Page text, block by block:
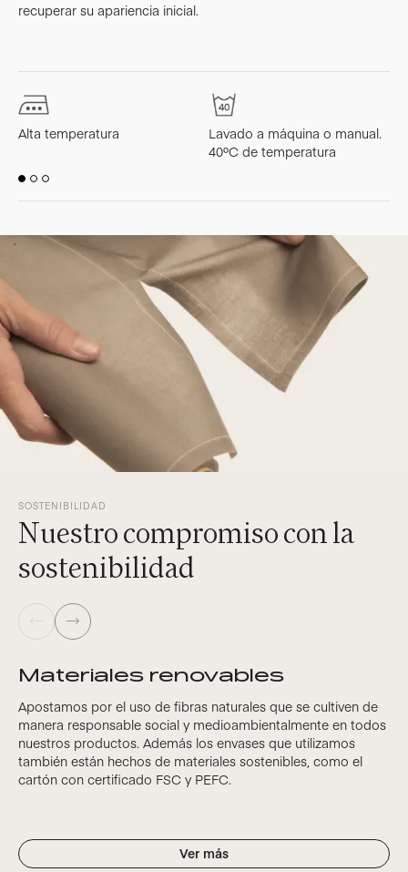
recuperar su apariencia inicial.
Alta temperatura
Lavado a máquina o manual.
40ºC de temperatura
SOSTENIBILIDAD
Nuestro compromiso con la
sostenibilidad
Materiales renovables
Apostamos por el uso de fibras naturales que se cultiven de
manera responsable social y medioambientalmente en todos
nuestros productos. Además los envases que utilizamos
también están hechos de materiales sostenibles, como el
cartón con certificado FSC y PEFC.
Ver más